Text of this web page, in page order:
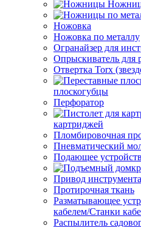
Ножовка
Ножовка по металлу
Огранайзер для
Опрыскиватель для
Отвертка Torx
плоскогубцы
Перфоратор
картриджей
Пломбировочная
Пневматический
Подающее
Привод
Протирочная ткань
Разматывающее
кабелем/Станки
Распылитель